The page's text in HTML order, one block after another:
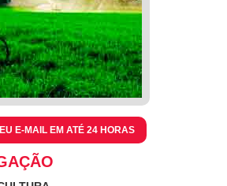
E-MAIL EM ATÉ 24 HORAS